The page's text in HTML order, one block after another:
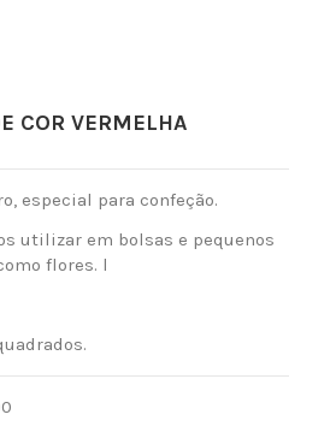
COR VERMELHA
especial para confeção.
utilizar em bolsas e pequenos
flores. l